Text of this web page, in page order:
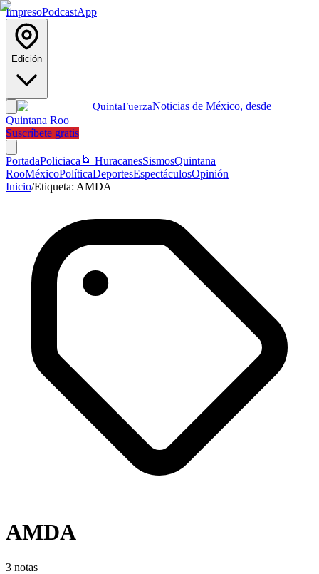
ImpresoPodcastApp
Edición
QuintaFuerzaNoticias de México, desde
Quintana Roo
Suscríbete gratis
PortadaPoliciaca 🌀 HuracanesSismosQuintana
RooMéxicoPolíticaDeportesEspectáculosOpinión
Inicio/Etiqueta: AMDA
AMDA
3 notas